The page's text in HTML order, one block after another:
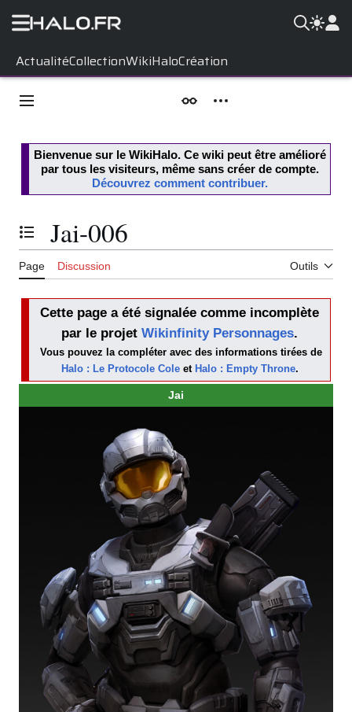
ActualitéCollectionWikiHaloCréation
contenu
Menu principal ApparenceOutils personnels
Bienvenue sur le WikiHalo. Ce wiki peut être amélioré
par tous les visiteurs, même sans créer de compte.
Découvrez comment contribuer.
Basculer la table des matières
Jai-006
Page Discussion Outils
Cette page a été signalée comme incomplète
par le projet Wikinfinity Personnages.
Vous pouvez la compléter avec des informations tirées de
Halo : Le Protocole Coleet Halo : Empty Throne.
Jai
that rattles a
–I'm sure there is,
ma'am. I'll let you
know whenever we
find out what that
–Y a-t-il quoi que ce
soit qu'un Spartan
craigne, Gray Leader ?
–C'est certain, m'dame.
On vous tiendra au
courant quand on aura
découvert quoi.
Jai
répondant
à la
capitaine
Abigail
.[2 ]
»